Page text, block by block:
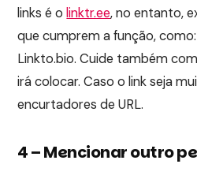
links é olinktr.ee, no entanto,
que cumprem a função,
Linkto.bio. Cuide também
irá colocar. Caso o link seja
encurtadores de URL.
4 – Mencionar outro